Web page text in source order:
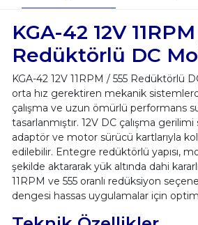
KGA-42 12V
Redüktörlü DC
KGA-42 12V 11RPM / 555 Redüktörlü
orta hız gerektiren mekanik
çalışma ve uzun ömürlü performans
tasarlanmıştır. 12V DC çalışma
adaptör ve motor sürücü kartlarıyla
edilebilir. Entegre redüktörlü yapısı,
şekilde aktararak yük altında dahi
11RPM ve 555 oranlı redüksiyon
dengesi hassas uygulamalar için